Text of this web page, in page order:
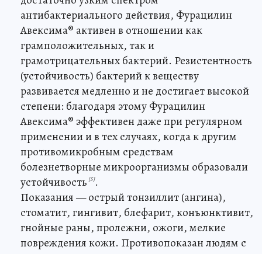
антибактериального действия, Фурацилин
Авексима® активен в отношении как
грамположительных, так и
грамотрицательных бактерий. Резистентность
(устойчивость) бактерий к веществу
развивается медленно и не достигает высокой
степени: благодаря этому Фурацилин
Авексима® эффективен даже при регулярном
применении и в тех случаях, когда к другим
противомикробным средствам
болезнетворные микроорганизмы образовали
устойчивость [5].
Показания — острый тонзиллит (ангина),
стоматит, гингивит, блефарит, конъюнктивит,
гнойные раны, пролежни, ожоги, мелкие
повреждения кожи. Противопоказан людям с